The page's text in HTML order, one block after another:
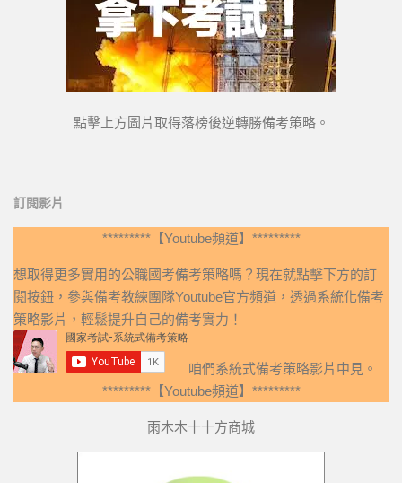
點擊上方圖片取得落榜後逆轉勝備考策略。
訂閱影片
*********【Youtube頻道】*********
想取得更多實用的公職國考備考策略嗎？現在就點擊下方的訂
閱按鈕，參與備考教練團隊Youtube官方頻道，透過系統化備考
策略影片，輕鬆提升自己的備考實力！
咱們系統式備考策略影片中見。
*********【Youtube頻道】*********
雨木木十十方商城